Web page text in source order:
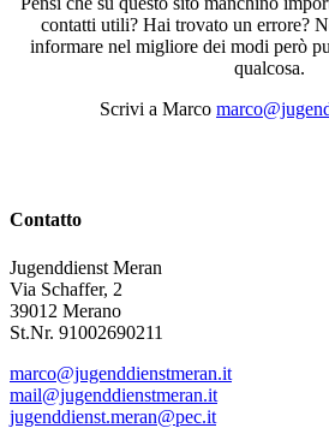
contatti utili? Hai trovato un errore?
informare nel migliore dei modi però
qualcosa.
Scrivi a Marco
Contatto
Jugenddienst Meran
Via Schaffer, 2
39012 Merano
St.Nr. 91002690211
marco@jugenddienstmeran.it
mail@jugenddienstmeran.it
jugenddienst.meran@pec.it